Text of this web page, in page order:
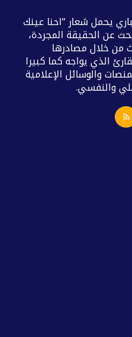
يحمل شعار “احنا عينك
عن الحقيقة المجردة،
من خلال مصادرها
الذي يواجه كما كبيرا
والوسائل الإعلامية
والنفسي.